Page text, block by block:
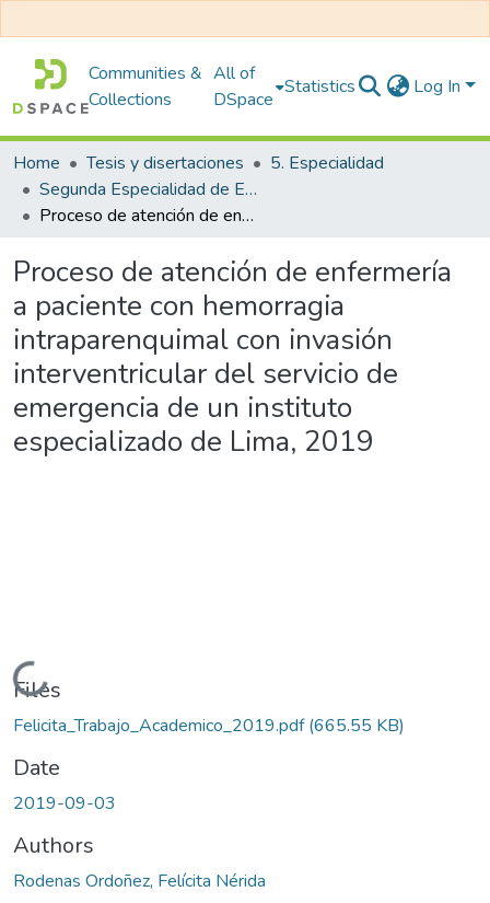
Communities &
Collections
All of
DSpace
Statistics Log In
Home Tesis y disertaciones
5. Especialidad
Segunda Especialidad de Enfermería en Emergencias y Desastres
Proceso de atención de enfermería a paciente con hemorragia intraparenquimal con invasión interventricular del servicio de emergencia de un instituto especializado de Lima, 2019
Proceso de atención de enfermería
a paciente con hemorragia
intraparenquimal con invasión
interventricular del servicio de
emergencia de un instituto
especializado de Lima, 2019
Loading...
Files
Felicita_Trabajo_Academico_2019.pdf(665.55 KB)
Date
2019-09-03
Authors
Rodenas Ordoñez, Felícita Nérida